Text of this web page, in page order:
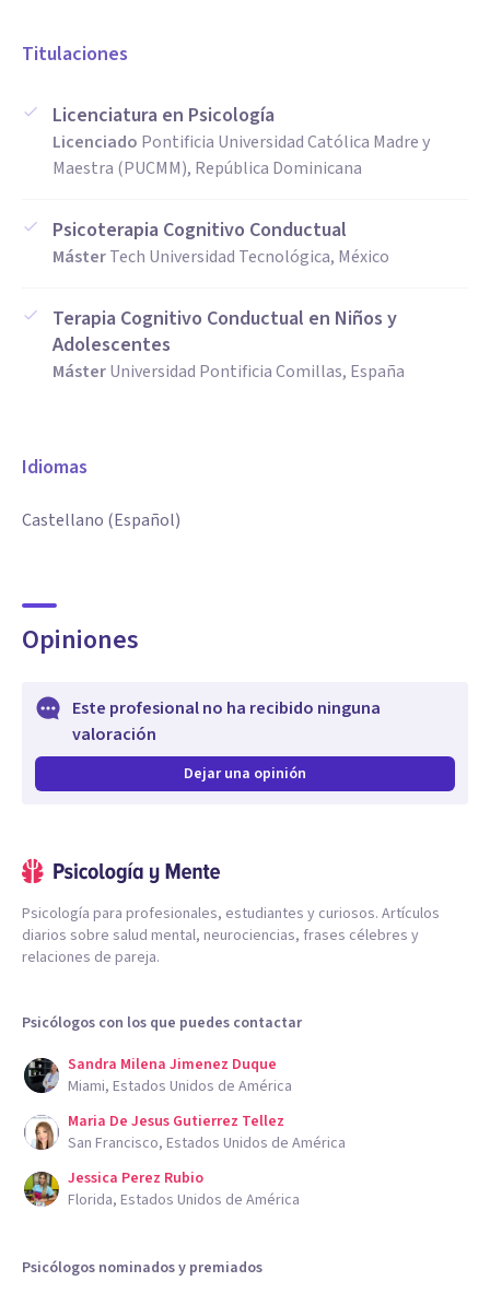
Titulaciones
Licenciatura en Psicología
Licenciado Pontificia Universidad Católica Madre y
Maestra (PUCMM), República Dominicana
Psicoterapia Cognitivo Conductual
MásterTech Universidad Tecnológica, México
Terapia Cognitivo Conductual en Niños y
Adolescentes
MásterUniversidad Pontificia Comillas, España
Idiomas
Castellano (Español)
Opiniones
Este profesional no ha recibido ninguna
valoración
Dejar una opinión
Psicología para profesionales, estudiantes y curiosos. Artículos
diarios sobre salud mental, neurociencias, frases célebres y
relaciones de pareja.
Psicólogos con los que puedes contactar
Sandra Milena Jimenez Duque
Miami, Estados Unidos de América
Maria De Jesus Gutierrez Tellez
San Francisco, Estados Unidos de América
Jessica Perez Rubio
Florida, Estados Unidos de América
Psicólogos nominados y premiados